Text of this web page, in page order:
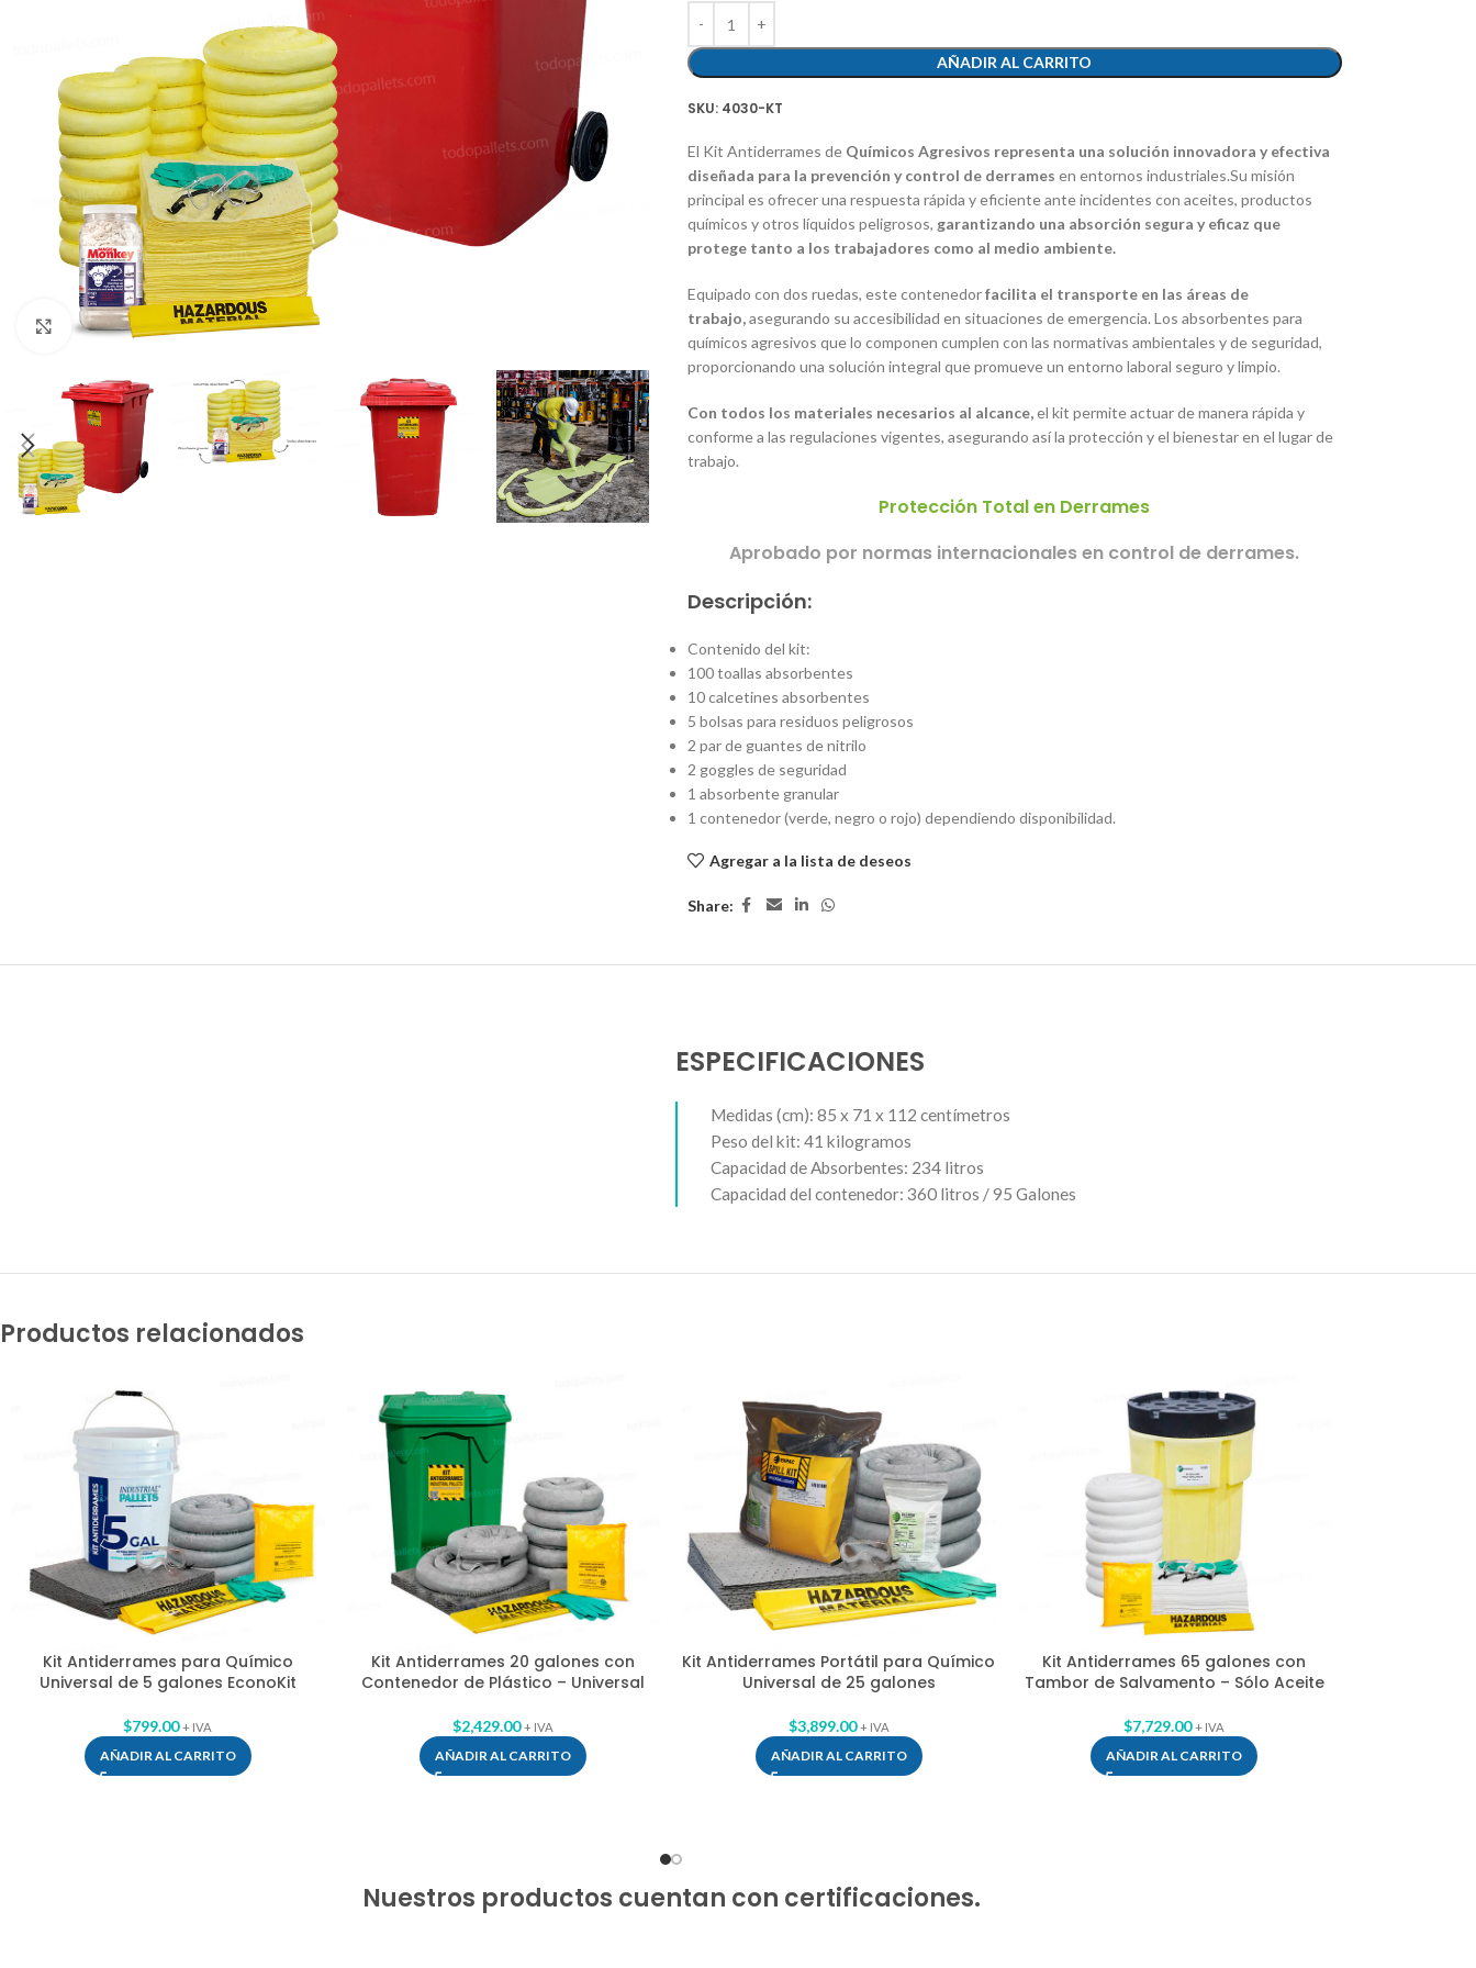
Clic para agrandar
AÑADIR AL CARRITO
SKU: 4030-KT
El Kit Antiderrames de Químicos Agresivos representa una solución innovadora y efectiva
diseñada para la prevención y control de derrames en entornos industriales.Su misión
principal es ofrecer una respuesta rápida y eficiente ante incidentes con aceites, productos
químicos y otros líquidos peligrosos, garantizando una absorción segura y eficaz que
protege tanto a los trabajadores como al medio ambiente.
Equipado con dos ruedas, este contenedorfacilita el transporte en las áreas de
trabajo,asegurando su accesibilidad en situaciones de emergencia. Los absorbentes para
químicos agresivos que lo componen cumplen con las normativas ambientales y de seguridad,
proporcionando una solución integral que promueve un entorno laboral seguro y limpio.
Con todos los materiales necesarios al alcance,el kit permite actuar de manera rápida y
conforme a las regulaciones vigentes, asegurando así la protección y el bienestar en el lugar de
trabajo.
Protección Total en Derrames
Aprobado por normas internacionales en control de derrames.
Descripción:
Contenido del kit:
100 toallas absorbentes
10 calcetines absorbentes
5 bolsas para residuos peligrosos
2 par de guantes de nitrilo
2 goggles de seguridad
1 absorbente granular
1 contenedor (verde, negro o rojo) dependiendo disponibilidad.
Agregar a la lista de deseos
Share:
ESPECIFICACIONES
Medidas (cm): 85 x 71 x 112 centímetros
Peso del kit: 41 kilogramos
Capacidad de Absorbentes: 234 litros
Capacidad del contenedor: 360 litros / 95 Galones
Productos relacionados
Kit Antiderrames para Químico
Universal de 5 galones EconoKit
$799.00 + IVA
AÑADIR AL CARRITO
Kit Antiderrames 20 galones con
Contenedor de Plástico – Universal
$2,429.00 + IVA
AÑADIR AL CARRITO
Kit Antiderrames Portátil para Químico
Universal de 25 galones
$3,899.00 + IVA
AÑADIR AL CARRITO
Kit Antiderrames 65 galones con
Tambor de Salvamento – Sólo Aceite
$7,729.00 + IVA
AÑADIR AL CARRITO
Nuestros productos cuentan con certificaciones.